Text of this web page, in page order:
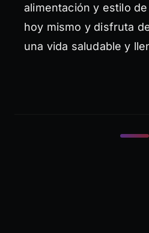
alimentación y estilo de
hoy mismo y disfruta
una vida saludable y